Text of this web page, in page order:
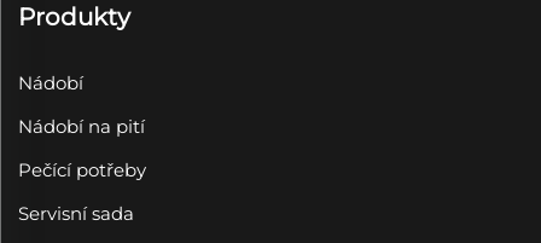
Produkty
Nádobí
Nádobí na pití
Pečící potřeby
Servisní sada